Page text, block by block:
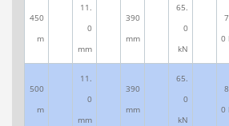
450
m
11.
0
mm
390
mm
65.
0
kN
0
500
m
11.
0
mm
390
mm
65.
0
kN
0